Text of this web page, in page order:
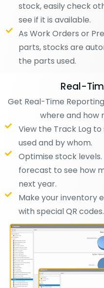
stock, easily check
see if it is available.
As Work Orders or
parts, stocks are
the parts used.
Real-
Get Real-Time
where and how
View the Track Log
used and by whom.
Optimise stock
forecast to see how
next year.
Make your inventory
with special QR codes.